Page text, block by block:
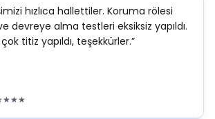
hızlıca hallettiler. Koruma rölesi
devreye alma testleri eksiksiz yapıldı.
titiz yapıldı, teşekkürler.”